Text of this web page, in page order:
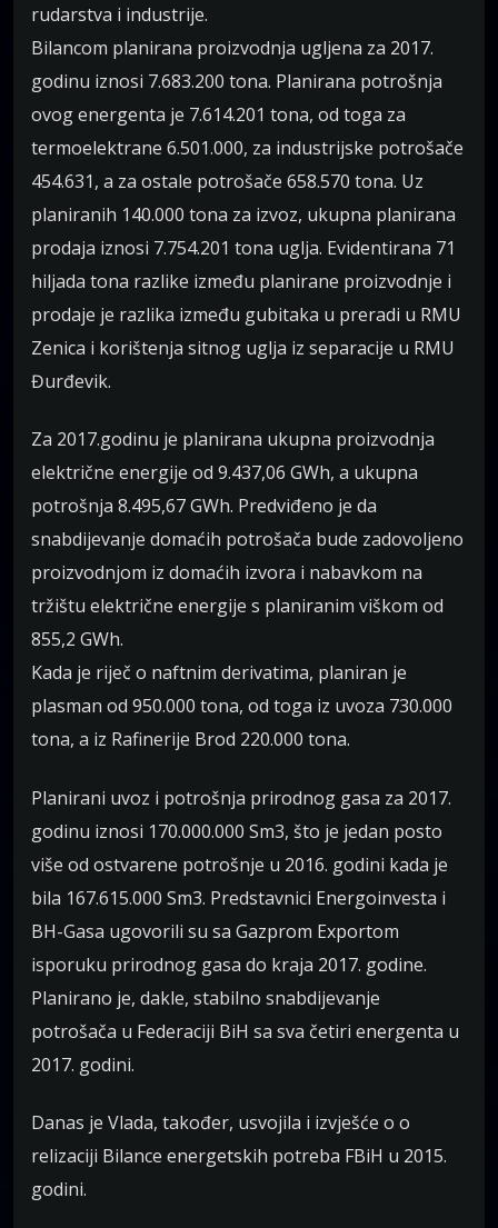
rudarstva i industrije.
Bilancom planirana proizvodnja ugljena za 2017.
godinu iznosi 7.683.200 tona. Planirana potrošnja
ovog energenta je 7.614.201 tona, od toga za
termoelektrane 6.501.000, za industrijske potrošače
454.631, a za ostale potrošače 658.570 tona. Uz
planiranih 140.000 tona za izvoz, ukupna planirana
prodaja iznosi 7.754.201 tona uglja. Evidentirana 71
hiljada tona razlike između planirane proizvodnje i
prodaje je razlika između gubitaka u preradi u RMU
Zenica i korištenja sitnog uglja iz separacije u RMU
Đurđevik.
Za 2017.godinu je planirana ukupna proizvodnja
električne energije od 9.437,06 GWh, a ukupna
potrošnja 8.495,67 GWh. Predviđeno je da
snabdijevanje domaćih potrošača bude zadovoljeno
proizvodnjom iz domaćih izvora i nabavkom na
tržištu električne energije s planiranim viškom od
855,2 GWh.
Kada je riječ o naftnim derivatima, planiran je
plasman od 950.000 tona, od toga iz uvoza 730.000
tona, a iz Rafinerije Brod 220.000 tona.
Planirani uvoz i potrošnja prirodnog gasa za 2017.
godinu iznosi 170.000.000 Sm3, što je jedan posto
više od ostvarene potrošnje u 2016. godini kada je
bila 167.615.000 Sm3. Predstavnici Energoinvesta i
BH-Gasa ugovorili su sa Gazprom Exportom
isporuku prirodnog gasa do kraja 2017. godine.
Planirano je, dakle, stabilno snabdijevanje
potrošača u Federaciji BiH sa sva četiri energenta u
2017. godini.
Danas je Vlada, također, usvojila i izvješće o o
relizaciji Bilance energetskih potreba FBiH u 2015.
godini.